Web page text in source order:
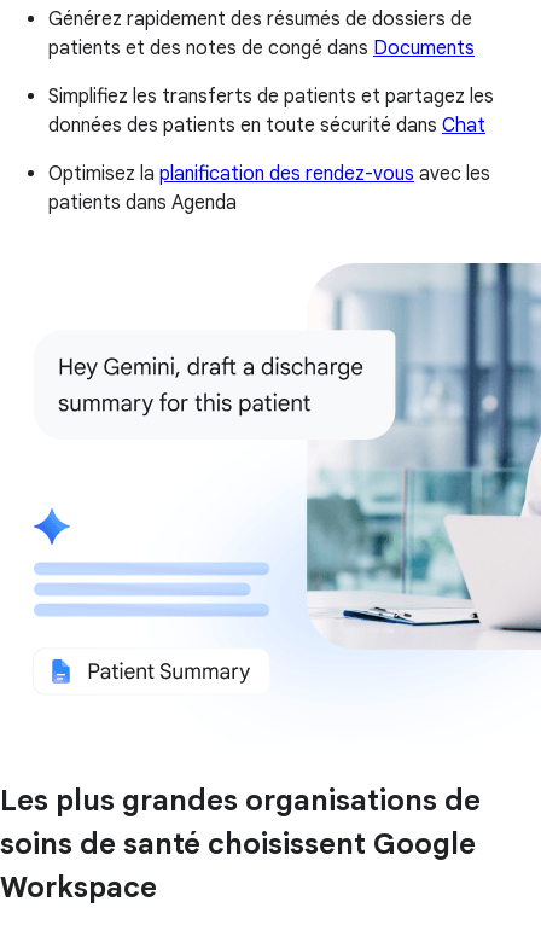
Générez rapidement des résumés de dossiers de
patients et des notes de congé dans Documents
Simplifiez les transferts de patients et partagez les
données des patients en toute sécurité dans Chat
Optimisez la planification des rendez-vous avec les
patients dans Agenda
Les plus grandes organisations de
soins de santé choisissent Google
Workspace